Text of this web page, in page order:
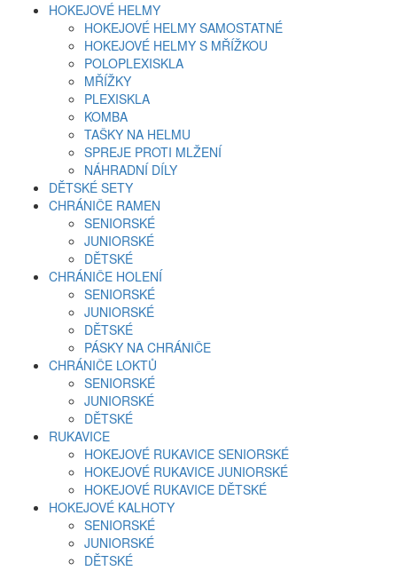
HOKEJOVÉ HELMY
HOKEJOVÉ HELMY SAMOSTATNÉ
HOKEJOVÉ HELMY S MŘÍŽKOU
POLOPLEXISKLA
MŘÍŽKY
PLEXISKLA
KOMBA
TAŠKY NA HELMU
SPREJE PROTI MLŽENÍ
NÁHRADNÍ DÍLY
DĚTSKÉ SETY
CHRÁNIČE RAMEN
SENIORSKÉ
JUNIORSKÉ
DĚTSKÉ
CHRÁNIČE HOLENÍ
SENIORSKÉ
JUNIORSKÉ
DĚTSKÉ
PÁSKY NA CHRÁNIČE
CHRÁNIČE LOKTŮ
SENIORSKÉ
JUNIORSKÉ
DĚTSKÉ
RUKAVICE
HOKEJOVÉ RUKAVICE SENIORSKÉ
HOKEJOVÉ RUKAVICE JUNIORSKÉ
HOKEJOVÉ RUKAVICE DĚTSKÉ
HOKEJOVÉ KALHOTY
SENIORSKÉ
JUNIORSKÉ
DĚTSKÉ